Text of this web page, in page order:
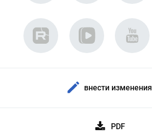
внести изменения
PDF